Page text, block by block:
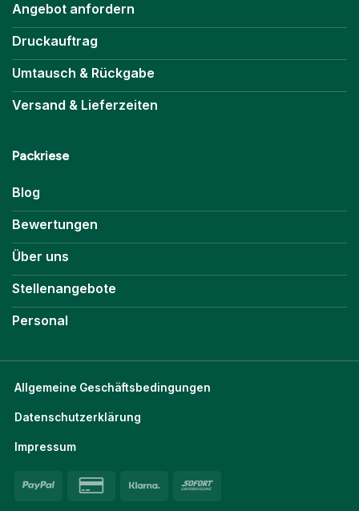
Angebot anfordern
Druckauftrag
Umtausch & Rückgabe
Versand & Lieferzeiten
Packriese
Blog
Bewertungen
Über uns
Stellenangebote
Personal
Allgemeine Geschäftsbedingungen
Datenschutzerklärung
Impressum
PayPal
Credit
Klarna